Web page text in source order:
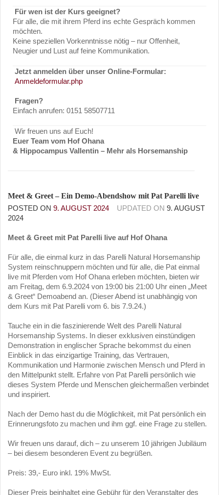
Für wen ist der Kurs geeignet?
Für alle, die mit ihrem Pferd ins echte Gespräch kommen
möchten.
Keine speziellen Vorkenntnisse nötig – nur Offenheit,
Neugier und Lust auf feine Kommunikation.
Jetzt anmelden über unser Online-Formular:
Anmeldeformular.php
Fragen?
Einfach anrufen: 0151 58507711
Wir freuen uns auf Euch!
Euer Team vom Hof Ohana
& Hippocampus Vallentin – Mehr als Horsemanship
Meet & Greet – Ein Demo-Abendshow mit Pat Parelli live
POSTED ON 9. AUGUST 2024 UPDATED ON 9. AUGUST
2024
Meet & Greet mit Pat Parelli live auf Hof Ohana
Für alle, die einmal kurz in das Parelli Natural Horsemanship
System reinschnuppern möchten und für alle, die Pat einmal
live mit Pferden vom Hof Ohana erleben möchten, bieten wir
am Freitag, dem 6.9.2024 von 19:00 bis 21:00 Uhr einen „Meet
& Greet“ Demoabend an. (Dieser Abend ist unabhängig von
dem Kurs mit Pat Parelli vom 6. bis 7.9.24.)
Tauche ein in die faszinierende Welt des Parelli Natural
Horsemanship Systems. In dieser exklusiven einstündigen
Demonstration in englischer Sprache bekommst du einen
Einblick in das einzigartige Training, das Vertrauen,
Kommunikation und Harmonie zwischen Mensch und Pferd in
den Mittelpunkt stellt. Erfahre von Pat Parelli persönlich wie
dieses System Pferde und Menschen gleichermaßen verbindet
und inspiriert.
Nach der Demo hast du die Möglichkeit, mit Pat persönlich ein
Erinnerungsfoto zu machen und ihm ggf. eine Frage zu stellen.
Wir freuen uns darauf, dich – zu unserem 10 jährigen Jubiläum
– bei diesem besonderen Event zu begrüßen.
Preis: 39,- Euro inkl. 19% MwSt.
Dieser Preis beinhaltet eine Gebühr für den Veranstalter des